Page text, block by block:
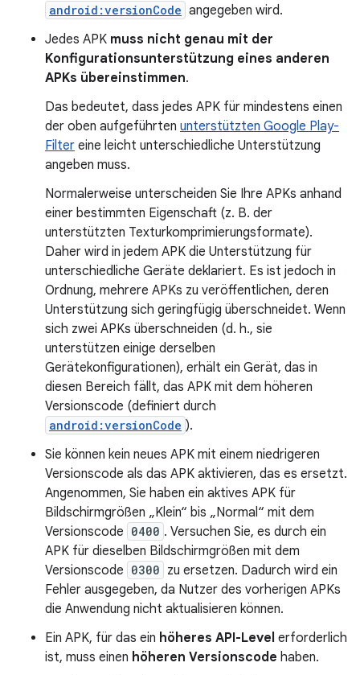
android:versionCode angegeben wird.
Jedes APK muss nicht genau mit der
Konfigurationsunterstützung eines anderen
APKs übereinstimmen.
Das bedeutet, dass jedes APK für mindestens einen
der oben aufgeführten unterstützten Google Play-
Filter eine leicht unterschiedliche Unterstützung
angeben muss.
Normalerweise unterscheiden Sie Ihre APKs anhand
einer bestimmten Eigenschaft (z. B. der
unterstützten Texturkomprimierungsformate).
Daher wird in jedem APK die Unterstützung für
unterschiedliche Geräte deklariert. Es ist jedoch in
Ordnung, mehrere APKs zu veröffentlichen, deren
Unterstützung sich geringfügig überschneidet. Wenn
sich zwei APKs überschneiden (d. h., sie
unterstützen einige derselben
Gerätekonfigurationen), erhält ein Gerät, das in
diesen Bereich fällt, das APK mit dem höheren
Versionscode (definiert durch
android:versionCode ).
Sie können kein neues APK mit einem niedrigeren
Versionscode als das APK aktivieren, das es ersetzt.
Angenommen, Sie haben ein aktives APK für
Bildschirmgrößen „Klein“ bis „Normal“ mit dem
Versionscode 0400 . Versuchen Sie, es durch ein
APK für dieselben Bildschirmgrößen mit dem
Versionscode 0300 zu ersetzen. Dadurch wird ein
Fehler ausgegeben, da Nutzer des vorherigen APKs
die Anwendung nicht aktualisieren können.
Ein APK, für das ein höheres API-Level erforderlich
ist, muss einen höheren Versionscode haben.